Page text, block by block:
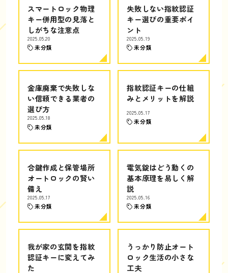
スマートロック物理
キー併用型の見落と
しがちな注意点
2025.05.20
未分類
失敗しない指紋認証
キー選びの重要ポイ
ント
2025.05.19
未分類
金庫廃棄で失敗しな
い信頼できる業者の
選び方
2025.05.18
未分類
指紋認証キーの仕組
みとメリットを解説
2025.05.17
未分類
合鍵作成と保管場所
オートロックの賢い
備え
2025.05.17
未分類
電気錠はどう動くの
基本原理を易しく解
説
2025.05.16
未分類
我が家の玄関を指紋
認証キーに変えてみ
た
うっかり防止オート
ロック生活の小さな
工夫